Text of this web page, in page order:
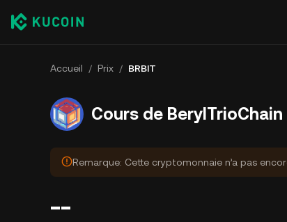
Accueil / Prix / BRBIT
Cours de BerylTrioChain
Remarque: Cette cryptomonnaie n’a pas
--